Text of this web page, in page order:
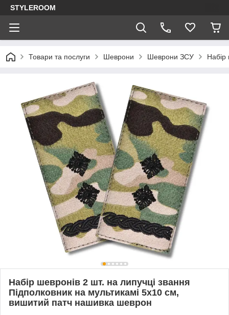
STYLEROOM
Товари та послуги Шеврони Шеврони ЗСУ Набір
Набір шевронів 2 шт. на липучці звання
Підполковник на мультикамі 5х10 см,
вишитий патч нашивка шеврон